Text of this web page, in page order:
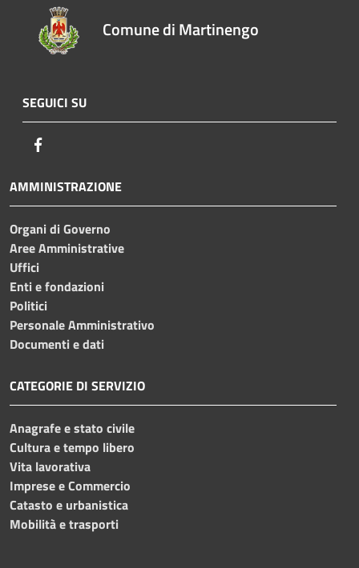
Comune di Martinengo
SEGUICI SU
AMMINISTRAZIONE
Organi di Governo
Aree Amministrative
Uffici
Enti e fondazioni
Politici
Personale Amministrativo
Documenti e dati
CATEGORIE DI SERVIZIO
Anagrafe e stato civile
Cultura e tempo libero
Vita lavorativa
Imprese e Commercio
Catasto e urbanistica
Mobilità e trasporti